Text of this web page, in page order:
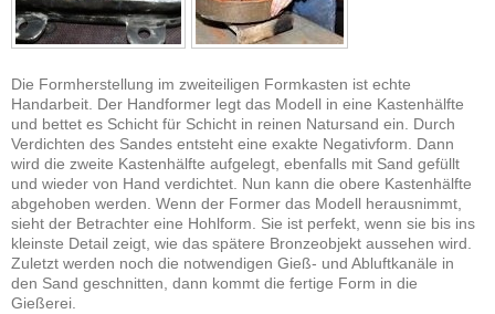
Die Formherstellung im zweiteiligen Formkasten ist echte
Handarbeit. Der Handformer legt das Modell in eine Kastenhälfte
und bettet es Schicht für Schicht in reinen Natursand ein. Durch
Verdichten des Sandes entsteht eine exakte Negativform. Dann
wird die zweite Kastenhälfte aufgelegt, ebenfalls mit Sand gefüllt
und wieder von Hand verdichtet. Nun kann die obere Kastenhälfte
abgehoben werden. Wenn der Former das Modell herausnimmt,
sieht der Betrachter eine Hohlform. Sie ist perfekt, wenn sie bis ins
kleinste Detail zeigt, wie das spätere Bronzeobjekt aussehen wird.
Zuletzt werden noch die notwendigen Gieß- und Abluftkanäle in
den Sand geschnitten, dann kommt die fertige Form in die
Gießerei.